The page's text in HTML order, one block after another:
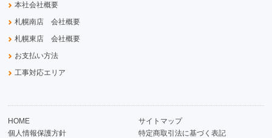
本社会社概要
札幌南店 会社概要
札幌東店 会社概要
お支払い方法
工事対応エリア
HOME
サイトマップ
個人情報保護方針
特定商取引法に基づく表記